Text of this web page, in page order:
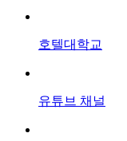
호텔대학교
유튜브 채널